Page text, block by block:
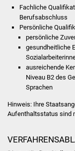
Fachliche
Berufsabschluss
Persönliche
persönliche
gesundheitliche
ausreichende
Niveau B2 des
Sprachen
Hinweis: Ihre
Aufenthaltsstatus sind